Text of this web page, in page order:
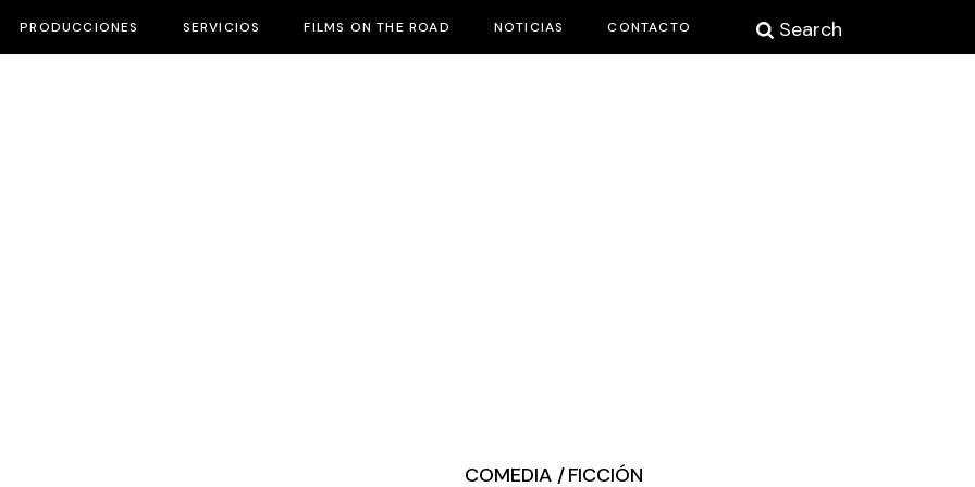
PRODUCCIONES SERVICIOS FILMS ON THE ROAD NOTICIAS CONTACTO Search
COMEDIA FICCIÓN